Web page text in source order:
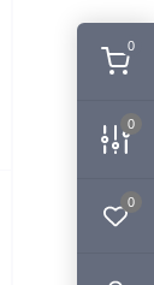
0
0
0